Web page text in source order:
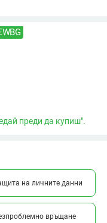
преди да купиш".
на личните данни
връщане